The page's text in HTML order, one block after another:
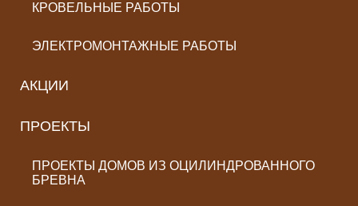
КРОВЕЛЬНЫЕ РАБОТЫ
ЭЛЕКТРОМОНТАЖНЫЕ РАБОТЫ
АКЦИИ
ПРОЕКТЫ
ПРОЕКТЫ ДОМОВ ИЗ ОЦИЛИНДРОВАННОГО
БРЕВНА